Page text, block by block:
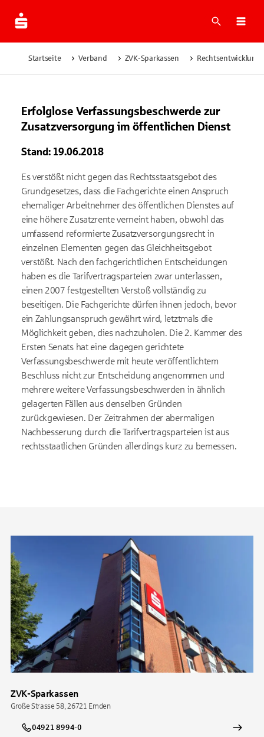
Suche
Startseite Verband ZVK-Sparkassen Rechtsentwicklung
Erfolglose Verfassungsbeschwerde zur
Zusatzversorgung im öffentlichen Dienst
Stand: 19.06.2018
Es verstößt nicht gegen das Rechtsstaatsgebot des
Grundgesetzes, dass die Fachgerichte einen Anspruch
ehemaliger Arbeitnehmer des öffentlichen Dienstes auf
eine höhere Zusatzrente verneint haben, obwohl das
umfassend reformierte Zusatzversorgungsrecht in
einzelnen Elementen gegen das Gleichheitsgebot
verstößt. Nach den fachgerichtlichen Entscheidungen
haben es die Tarifvertragsparteien zwar unterlassen,
einen 2007 festgestellten Verstoß vollständig zu
beseitigen. Die Fachgerichte dürfen ihnen jedoch, bevor
ein Zahlungsanspruch gewährt wird, letztmals die
Möglichkeit geben, dies nachzuholen. Die 2. Kammer des
Ersten Senats hat eine dagegen gerichtete
Verfassungsbeschwerde mit heute veröffentlichtem
Beschluss nicht zur Entscheidung angenommen und
mehrere weitere Verfassungsbeschwerden in ähnlich
gelagerten Fällen aus denselben Gründen
zurückgewiesen. Der Zeitrahmen der abermaligen
Nachbesserung durch die Tarifvertragsparteien ist aus
rechtsstaatlichen Gründen allerdings kurz zu bemessen.
ZVK-Sparkassen
Große Strasse 58, 26721 Emden
04921 8994-0